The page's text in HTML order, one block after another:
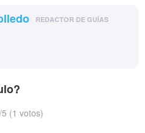
REDACTOR DE GUÍAS
/5 (1 votos)